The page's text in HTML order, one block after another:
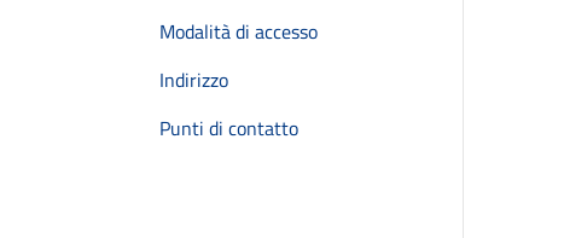
Modalità di accesso
Indirizzo
Punti di contatto